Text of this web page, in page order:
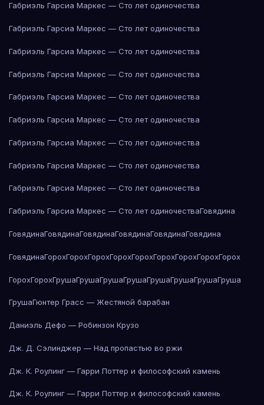
Габриэль Гарсиа Маркес — Сто лет одиночества
Габриэль Гарсиа Маркес — Сто лет одиночества
Габриэль Гарсиа Маркес — Сто лет одиночества
Габриэль Гарсиа Маркес — Сто лет одиночества
Габриэль Гарсиа Маркес — Сто лет одиночества
Габриэль Гарсиа Маркес — Сто лет одиночества
Габриэль Гарсиа Маркес — Сто лет одиночества
Габриэль Гарсиа Маркес — Сто лет одиночества
Габриэль Гарсиа Маркес — Сто лет одиночества
Габриэль Гарсиа Маркес — Сто лет одиночестваГовядина
ГовядинаГовядинаГовядинаГовядинаГовядинаГовядина
ГовядинаГорохГорохГорохГорохГорохГорохГорохГорохГорох
ГорохГорохГрушаГрушаГрушаГрушаГрушаГрушаГрушаГруша
ГрушаГюнтер Грасс — Жестяной барабан
Даниэль Дефо — Робинзон Крузо
Дж. Д. Сэлинджер — Над пропастью во ржи
Дж. К. Роулинг — Гарри Поттер и философский камень
Дж. К. Роулинг — Гарри Поттер и философский камень